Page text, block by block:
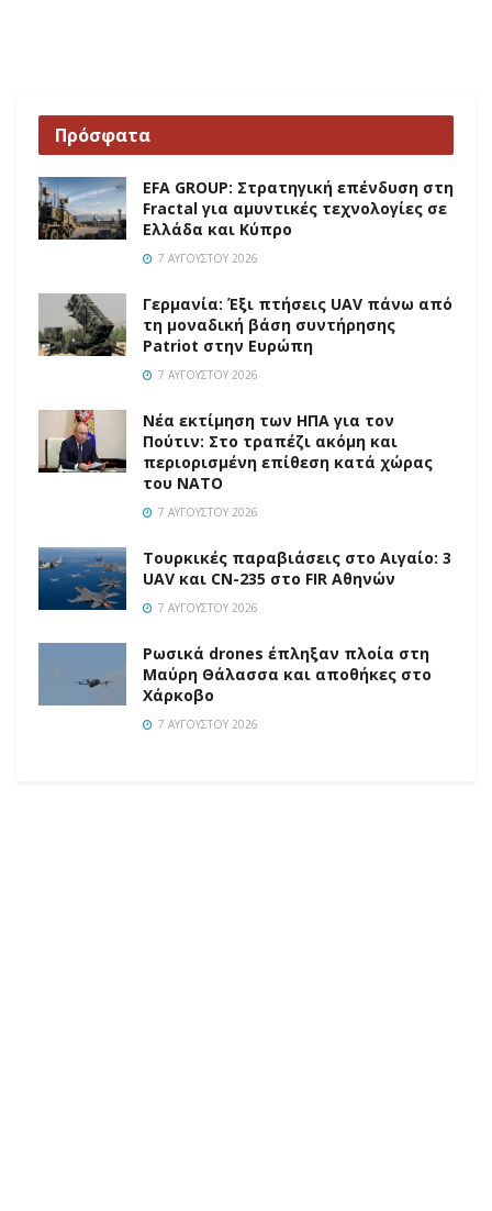
Πρόσφατα
EFA GROUP: Στρατηγική επένδυση στη
Fractal για αμυντικές τεχνολογίες σε
Ελλάδα και Κύπρο
7 ΑΥΓΟΎΣΤΟΥ 2026
Γερμανία: Έξι πτήσεις UAV πάνω από
τη μοναδική βάση συντήρησης
Patriot στην Ευρώπη
7 ΑΥΓΟΎΣΤΟΥ 2026
Νέα εκτίμηση των ΗΠΑ για τον
Πούτιν: Στο τραπέζι ακόμη και
περιορισμένη επίθεση κατά χώρας
του ΝΑΤΟ
7 ΑΥΓΟΎΣΤΟΥ 2026
Τουρκικές παραβιάσεις στο Αιγαίο: 3
UAV και CN-235 στο FIR Αθηνών
7 ΑΥΓΟΎΣΤΟΥ 2026
Ρωσικά drones έπληξαν πλοία στη
Μαύρη Θάλασσα και αποθήκες στο
Χάρκοβο
7 ΑΥΓΟΎΣΤΟΥ 2026